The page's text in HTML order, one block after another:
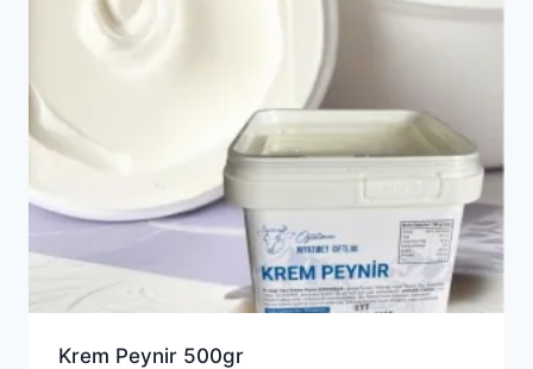
Krem Peynir 500gr